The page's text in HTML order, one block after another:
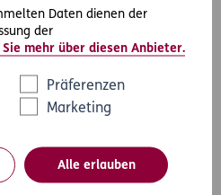
Daten dienen der
der
Sie mehr über diesen Anbieter.
Präferenzen
Marketing
Alle erlauben
für Journalisten/-innen